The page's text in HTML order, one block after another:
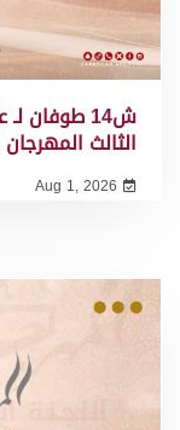
ش14
الثالث
Aug 1, 2026